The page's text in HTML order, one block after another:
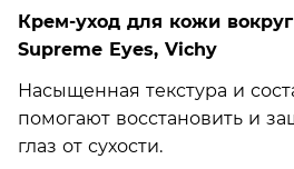
Крем-уход для кожи
Supreme Eyes, Vichy
Насыщенная текстура и
помогают восстановить и
глаз от сухости.